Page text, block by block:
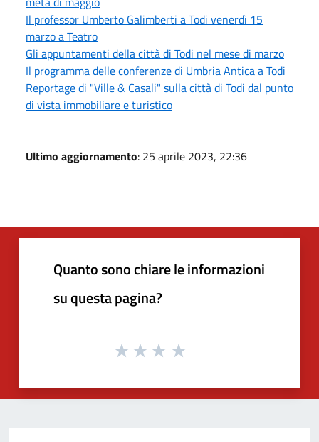
Il professor Umberto Galimberti a Todi venerdì 15
marzo a Teatro
Gli appuntamenti della città di Todi nel mese di marzo
Il programma delle conferenze di Umbria Antica a Todi
Reportage di "Ville & Casali" sulla città di Todi dal punto
di vista immobiliare e turistico
Ultimo aggiornamento: 25 aprile 2023, 22:36
Quanto sono chiare le informazioni
su questa pagina?